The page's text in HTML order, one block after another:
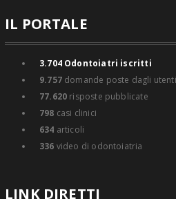
IL PORTALE
3.704Odontoiatri iscritti
9.757domande poste dagli utenti
77.620 risposte pubblicate
798 casi clinici
634 articoli
336 video di odontoiatria
LINK DIRETTI